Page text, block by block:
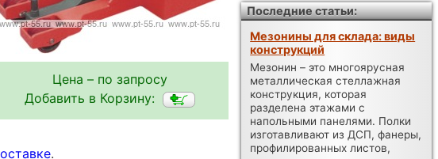
Цена – по запросу
Добавить в Корзину:
.
Последние статьи:
Мезонины для склада: виды
конструкций
Мезонин – это многоярусная
металлическая стеллажная
конструкция, которая
разделена этажами с
напольными панелями. Полки
изготавливают из ДСП, фанеры,
профилированных листов,